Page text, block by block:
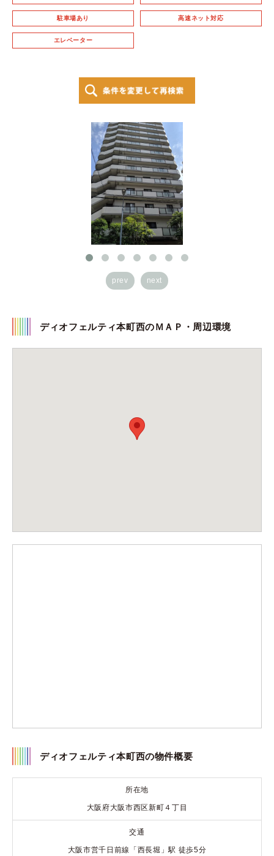
駐車場あり 高速ネット対応
エレベーター
prev next
ディオフェルティ本町西のＭＡＰ・周辺環境
ディオフェルティ本町西の物件概要
所在地
大阪府大阪市西区新町４丁目
交通
大阪市営千日前線「西長堀」駅 徒歩5分